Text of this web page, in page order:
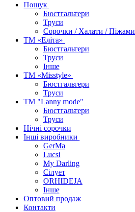
Пошук
Бюстгальтери
Труси
Сорочки / Халати / Піжами
ТМ «Еліта»
Бюстгальтери
Труси
Інше
ТМ «Misstyle»
Бюстгальтери
Труси
ТМ "Lanny mode"
Бюстгальтери
Труси
Нічні сорочки
Інші виробники
GerMa
Lucsi
My Darling
Сілует
ORHIDEJA
Інше
Оптовий продаж
Контакти